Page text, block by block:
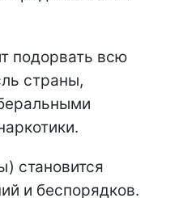
подорвать всю
страны,
становится
и беспорядков.